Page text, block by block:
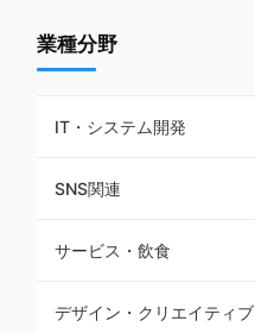
業種分野
IT・システム開発
SNS関連
サービス・飲食
デザイン・クリエイティブ